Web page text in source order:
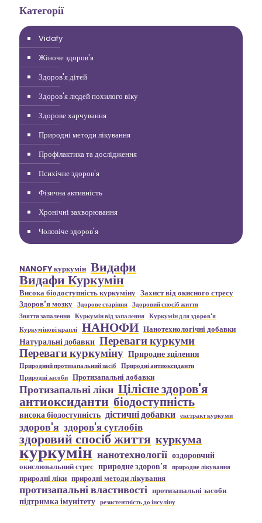
Категорії
Vidafy
Жіноче здоров'я
Здоров'я дітей
Здоров'я людей похилого віку
Здорове харчування
Природні методи лікування
Профілактика та дослідження
Психічне здоров'я
Фізична активність
Хронічні захворювання
Чоловіче здоров'я
NANOFY куркумін Видафи
Видафи Куркумін
Висока біодоступність куркуміну Захист від окисного стресу
Здоров'я мозку Здорове старіння Здоровий спосіб життя
Зняття запалення Куркумін від запалення Куркумін для здоров'я
Куркумінові краплі НАНОФИ Нанотехнологічні добавки
Натуральні добавки Переваги куркуми
Переваги куркуміну Природне зцілення
Природний протизапальний засіб Природні антиоксиданти
Природні засоби Протизапальні добавки
Протизапальні ліки Цілісне здоров'я
антиоксиданти біодоступність
висока біодоступність дієтичні добавки екстракт куркуми
здоров'я здоров'я суглобів
здоровий спосіб життя куркума
куркумін нанотехнології оздоровчий
окислювальний стрес природне здоров'я природне лікування
природні ліки природні методи лікування
протизапальні властивості протизапальні засоби
підтримка імунітету резистентність до інсуліну